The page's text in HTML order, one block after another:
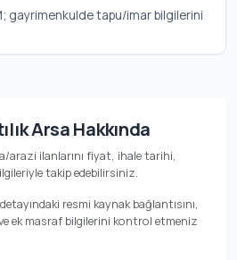
gayrimenkulde tapu/imar bilgilerini
Arsa Hakkında
arazi ilanlarını fiyat, ihale tarihi,
takip edebilirsiniz.
resmi kaynak bağlantısını,
ek masraf bilgilerini kontrol etmeniz